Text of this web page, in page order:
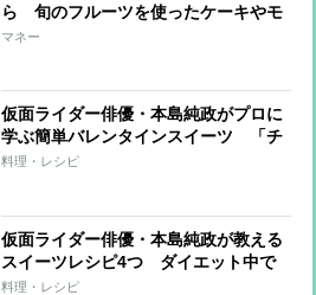
ら 旬のフルーツを使ったケーキやモ
ンブランを選ぶべし
マネー
仮面ライダー俳優・本島純政がプロに
学ぶ簡単バレンタインスイーツ 「チ
ョコバナナパウンドケーキ」と「生チ
料理・レシピ
仮面ライダー俳優・本島純政が教える
スイーツレシピ4つ ダイエット中で
も罪悪感なしのヘルシースイーツ満載
料理・レシピ